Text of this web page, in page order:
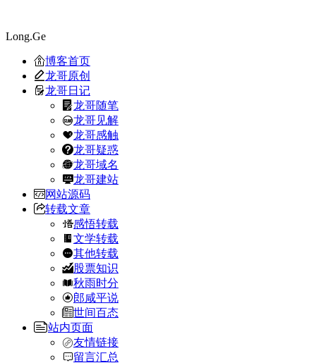
Long.Ge
博客首页
龙哥原创
龙哥日记
龙哥随笔
龙哥见解
龙哥感触
龙哥疑惑
龙哥域名
龙哥建站
网站源码
转载文章
感悟转载
文学转载
其他转载
股票知识
秋雨时分
郎咸平说
世间百态
站内页面
友情链接
留言汇总